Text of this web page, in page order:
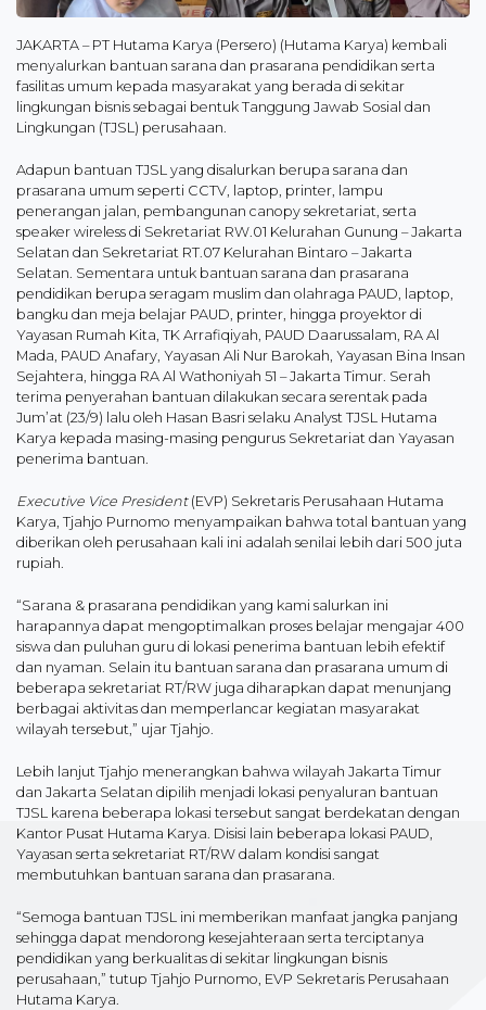
JAKARTA – PT Hutama Karya (Persero) (Hutama Karya) kembali
menyalurkan bantuan sarana dan prasarana pendidikan serta
fasilitas umum kepada masyarakat yang berada di sekitar
lingkungan bisnis sebagai bentuk Tanggung Jawab Sosial dan
Lingkungan (TJSL) perusahaan.
Adapun bantuan TJSL yang disalurkan berupa sarana dan
prasarana umum seperti CCTV, laptop, printer, lampu
penerangan jalan, pembangunan canopy sekretariat, serta
speaker wireless di Sekretariat RW.01 Kelurahan Gunung – Jakarta
Selatan dan Sekretariat RT.07 Kelurahan Bintaro – Jakarta
Selatan. Sementara untuk bantuan sarana dan prasarana
pendidikan berupa seragam muslim dan olahraga PAUD, laptop,
bangku dan meja belajar PAUD, printer, hingga proyektor di
Yayasan Rumah Kita, TK Arrafiqiyah, PAUD Daarussalam, RA Al
Mada, PAUD Anafary, Yayasan Ali Nur Barokah, Yayasan Bina Insan
Sejahtera, hingga RA Al Wathoniyah 51 – Jakarta Timur. Serah
terima penyerahan bantuan dilakukan secara serentak pada
Jum’at (23/9) lalu oleh Hasan Basri selaku Analyst TJSL Hutama
Karya kepada masing-masing pengurus Sekretariat dan Yayasan
penerima bantuan.
Executive Vice President(EVP) Sekretaris Perusahaan Hutama
Karya, Tjahjo Purnomo menyampaikan bahwa total bantuan yang
diberikan oleh perusahaan kali ini adalah senilai lebih dari 500 juta
rupiah.
“Sarana & prasarana pendidikan yang kami salurkan ini
harapannya dapat mengoptimalkan proses belajar mengajar 400
siswa dan puluhan guru di lokasi penerima bantuan lebih efektif
dan nyaman. Selain itu bantuan sarana dan prasarana umum di
beberapa sekretariat RT/RW juga diharapkan dapat menunjang
berbagai aktivitas dan memperlancar kegiatan masyarakat
wilayah tersebut,” ujar Tjahjo.
Lebih lanjut Tjahjo menerangkan bahwa wilayah Jakarta Timur
dan Jakarta Selatan dipilih menjadi lokasi penyaluran bantuan
TJSL karena beberapa lokasi tersebut sangat berdekatan dengan
Kantor Pusat Hutama Karya. Disisi lain beberapa lokasi PAUD,
Yayasan serta sekretariat RT/RW dalam kondisi sangat
membutuhkan bantuan sarana dan prasarana.
“Semoga bantuan TJSL ini memberikan manfaat jangka panjang
sehingga dapat mendorong kesejahteraan serta terciptanya
pendidikan yang berkualitas di sekitar lingkungan bisnis
perusahaan,” tutup Tjahjo Purnomo, EVP Sekretaris Perusahaan
Hutama Karya.